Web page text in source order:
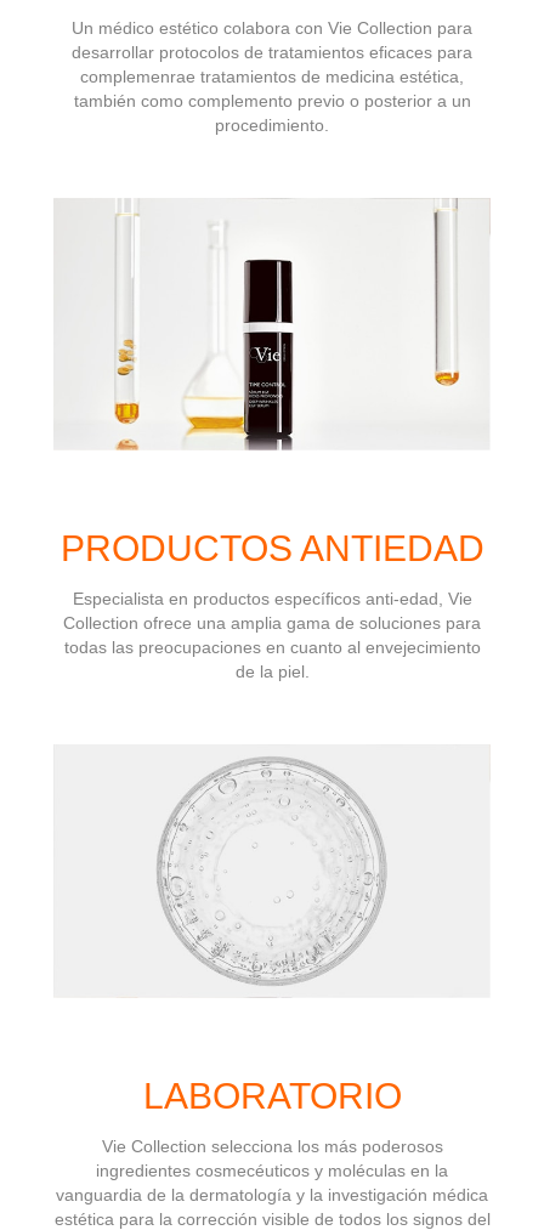
Un médico estético colabora con Vie Collection para
desarrollar protocolos de tratamientos eficaces para
complemenrae tratamientos de medicina estética,
también como complemento previo o posterior a un
procedimiento.
PRODUCTOS ANTIEDAD
Especialista en productos específicos anti-edad, Vie
Collection ofrece una amplia gama de soluciones para
todas las preocupaciones en cuanto al envejecimiento
de la piel.
LABORATORIO
Vie Collection selecciona los más poderosos
ingredientes cosmecéuticos y moléculas en la
vanguardia de la dermatología y la investigación médica
estética para la corrección visible de todos los signos del